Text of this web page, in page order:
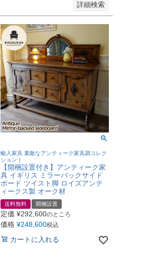
詳細検索
輸入家具 素敵なアンティーク家具調コレク
ション｜
【開梱設置付き】アンティーク家
具 イギリス ミラーバックサイド
ボード ツイスト脚 ロイズアンテ
ィークス製 オーク材
送料無料 開梱設置
定価 ¥292,600のところ
価格 ¥248,600税込
カートに入れる